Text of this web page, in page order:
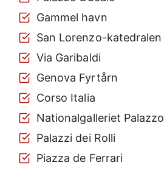
Gammel havn
San Lorenzo-katedralen
Via Garibaldi
Genova Fyrtårn
Corso Italia
Nationalgalleriet
Palazzi dei Rolli
Piazza de Ferrari